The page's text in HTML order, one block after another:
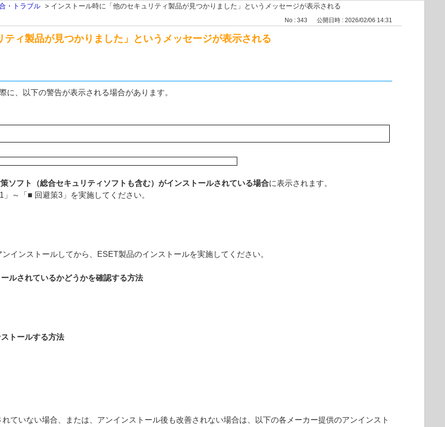
・トラブル > インストール時に「他のセキュリティ製品が見つかりました」というメッセージが表示される
No : 343 公開日時 : 2026/02/06 14:31
ィ製品が見つかりました」というメッセージが表示される
、以下の警告が表示される場合があります。
ソフト（総合セキュリティソフトも含む）がインストールされている場合に表示されます。
～「■ 回避策3」を実施してください。
インストールしてから、ESET製品のインストールを実施してください。
ルされているかどうかを確認する方法
トールする方法
ていない場合、または、アンインストール後も改善されない場合は、以下の各メーカー提供のアンインスト